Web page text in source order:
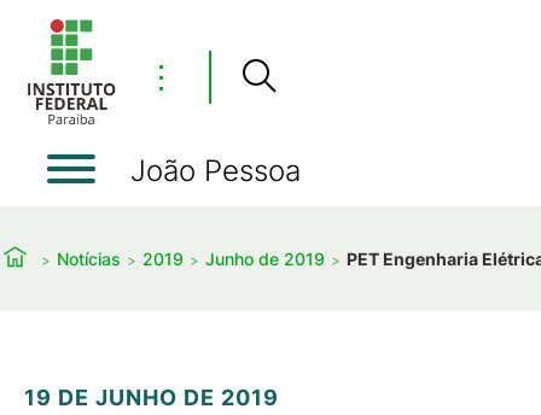
⋮
João Pessoa
Notícias 2019 Junho de 2019 PET Engenharia
19 DE JUNHO DE 2019